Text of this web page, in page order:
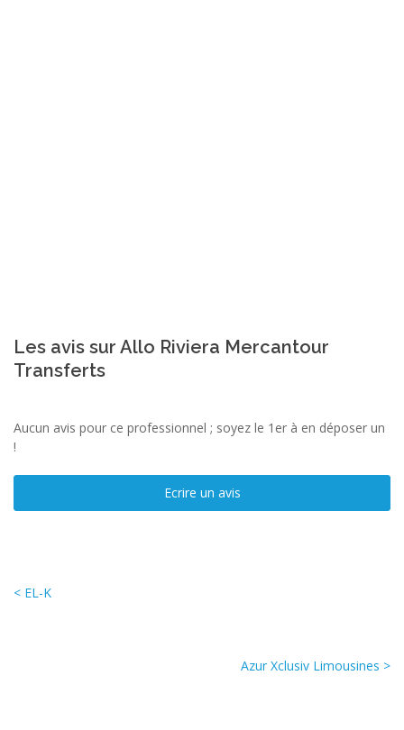
Les avis sur Allo Riviera Mercantour
Transferts
Aucun avis pour ce professionnel ; soyez le 1er à en déposer un
!
Ecrire un avis
< EL-K
Azur Xclusiv Limousines >